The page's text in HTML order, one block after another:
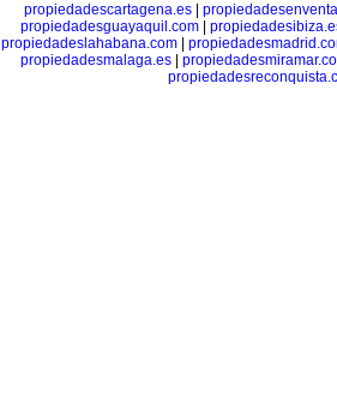
propiedadescartagena.es|
propiedadesguayaquil.com
propiedadeslahabana.com|
propiedadesmalaga.es|